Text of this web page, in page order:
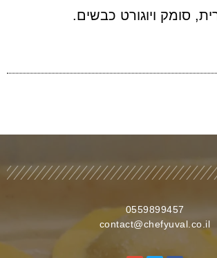
סומק ויוגורט כבשים.
0559899457
contact@chefyuval.co.il